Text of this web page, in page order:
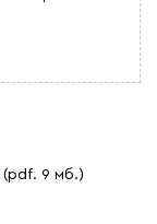
(pdf. 9 мб.)